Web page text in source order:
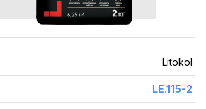
Litokol
LE.115-2